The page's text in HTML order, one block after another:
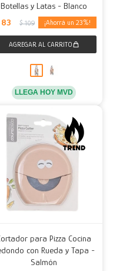
Botellas y Latas - Blanco
83 $ 109 23
LLEGA HOY MVD
para Pizza Cocina
con Rueda y Tapa -
Salmón